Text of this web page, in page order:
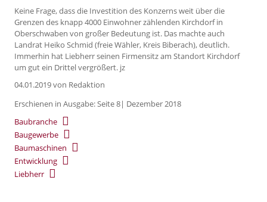
Keine Frage, dass die Investition des Konzerns weit über die
Grenzen des knapp 4000 Einwohner zählenden Kirchdorf in
Oberschwaben von großer Bedeutung ist. Das machte auch
Landrat Heiko Schmid (freie Wähler, Kreis Biberach), deutlich.
Immerhin hat Liebherr seinen Firmensitz am Standort Kirchdorf
um gut ein Drittel vergrößert. jz
04.01.2019von Redaktion
Erschienen in Ausgabe: Seite 8| Dezember 2018
Baubranche
Baugewerbe
Baumaschinen
Entwicklung
Liebherr